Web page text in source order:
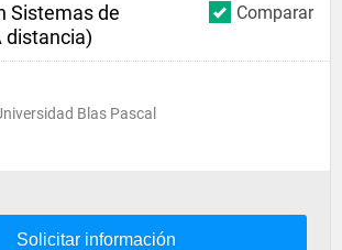
Comparar
Sistemas de
distancia)
Blas Pascal
Solicitar información